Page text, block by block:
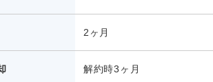
2ヶ月
解約時3ヶ月